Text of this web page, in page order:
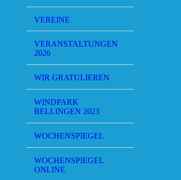
VEREINE
VERANSTALTUNGEN
2026
WIR GRATULIEREN
WINDPARK
BELLINGEN 2023
WOCHENSPIEGEL
WOCHENSPIEGEL
ONLINE